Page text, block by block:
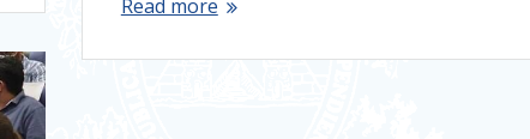
Read more